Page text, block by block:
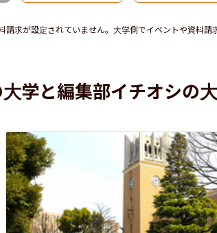
請求が設定されていません。大学側でイベントや資料請
学と編集部イチオシの